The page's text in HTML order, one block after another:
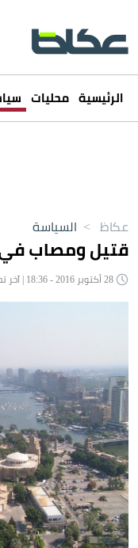
الرئيسية محليات
عكاظ > السياسة
قتيل ومصاب في